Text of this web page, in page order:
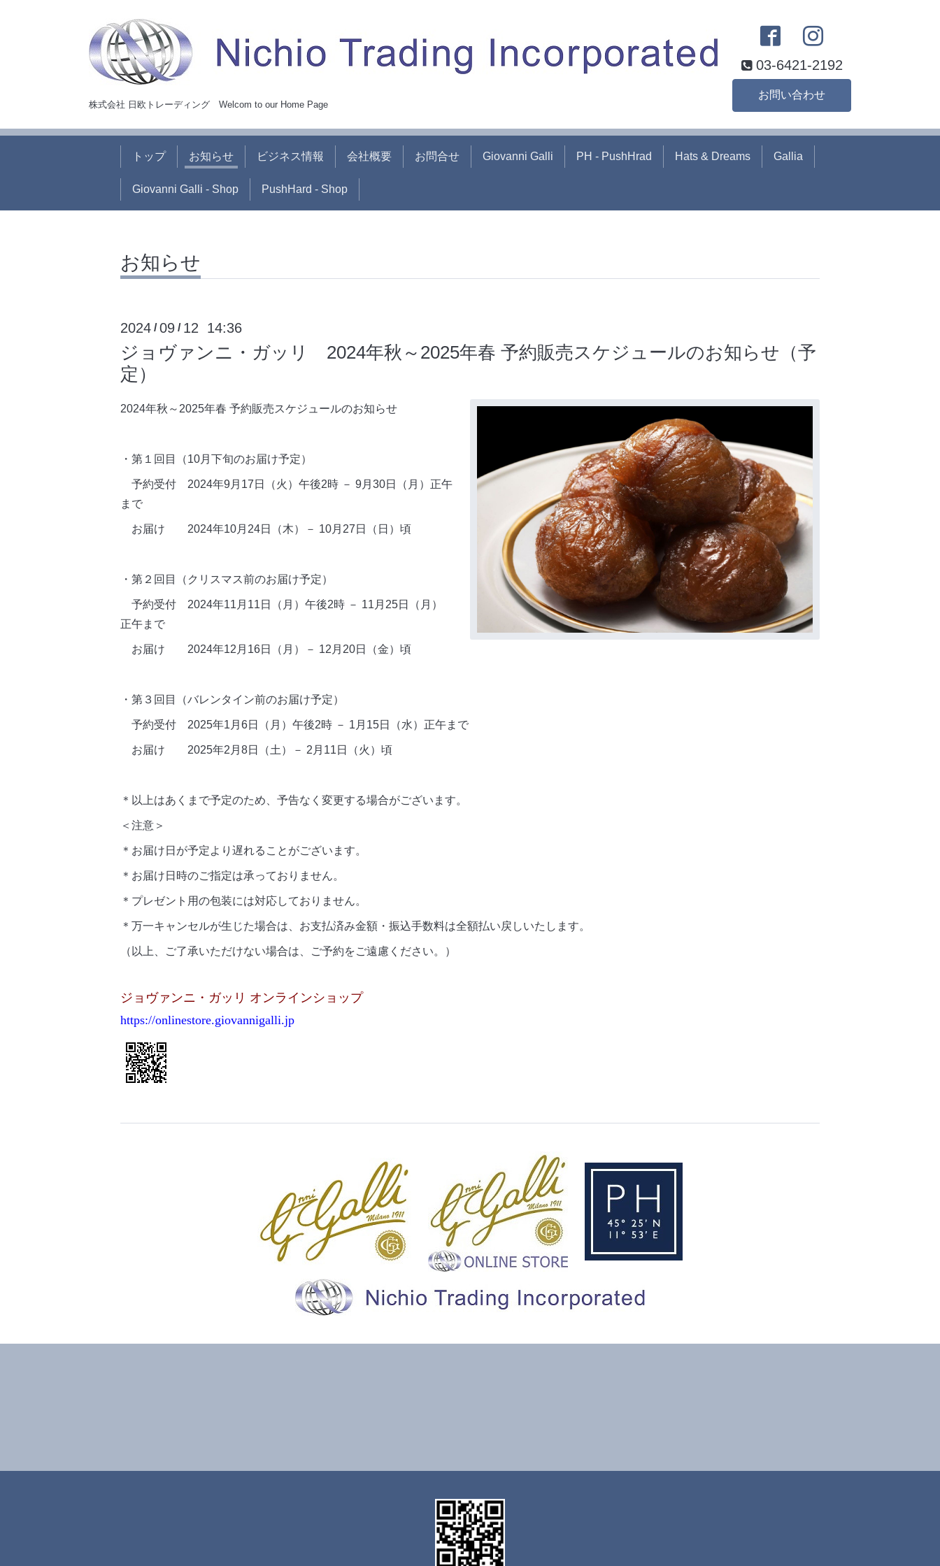
株式会社 日欧トレーディング Welcom to our Home Page
03-6421-2192
お問い合わせ
トップ お知らせ ビジネス情報 会社概要 お問合せ Giovanni Galli PH - PushHrad Hats & Dreams Gallia
Giovanni Galli - Shop PushHard - Shop
お知らせ
2024 /09 / 12 14:36
ジョヴァンニ・ガッリ 2024年秋～2025年春 予約販売スケジュールのお知らせ（予
定）
2024年秋～ 2025年春 予約販売スケジュールのお知らせ
・第１回目（10月下旬のお届け予定）
予約受付 2024年9月 17 日（火） 午後2時 － 9月 30日（月）正午
まで
お届け 2024年10月 24日（木）－ 10月 27 日（日）頃
・第２回目（クリスマス前のお届け予定）
予約受付 2024年11 月 11 日（月）午後2時 － 11 月 25日（月）
正午まで
お届け 2024年12 月 16日（月）－ 12 月 20日（金）頃
・第３回目（バレンタイン前のお届け予定）
予約受付 2025年1 月 6日（月）午後2時 － 1 月 15日（水）正午まで
お届け 2025年2 月 8日（土）－ 2 月 11 日（火）頃
＊以上はあくまで予定のため、予告なく変更する場合がございます。
＜注意＞
＊お届け日が予定より遅れることがございます。
＊お届け日時のご指定は承っておりません。
＊プレゼント用の包装には対応しておりません。
＊万一キャンセルが生じた場合は、お支払済み金額・振込手数料は全額払い戻しいたします。
（以上、ご了承いただけない場合は、ご予約をご遠慮ください。）
ジョヴァンニ・ガッリ オンラインショップ
https://onlinestore.giovannigalli.jp